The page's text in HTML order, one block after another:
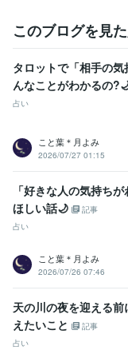
このブログを見
タロットで「相手の
んなことがわかるの
占い
こと葉＊月よみ
2026/07/27 01:15
「好きな人の気持ち
ほしい話🌙
記事
占い
こと葉＊月よみ
2026/07/26 07:46
天の川の夜を迎える
えたいこと
記事
占い